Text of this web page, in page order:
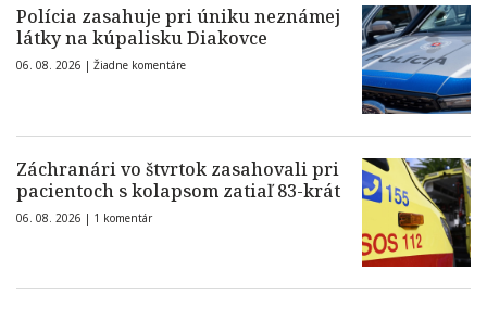
Polícia zasahuje pri úniku neznámej
látky na kúpalisku Diakovce
06. 08. 2026 | Žiadne komentáre
Záchranári vo štvrtok zasahovali pri
pacientoch s kolapsom zatiaľ 83-krát
06. 08. 2026 | 1 komentár